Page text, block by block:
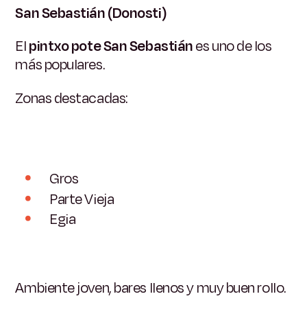
San Sebastián (Donosti)
Elpintxo pote San Sebastiánes uno de los
más populares.
Zonas destacadas:
Gros
Parte Vieja
Egia
Ambiente joven, bares llenos y muy buen rollo.